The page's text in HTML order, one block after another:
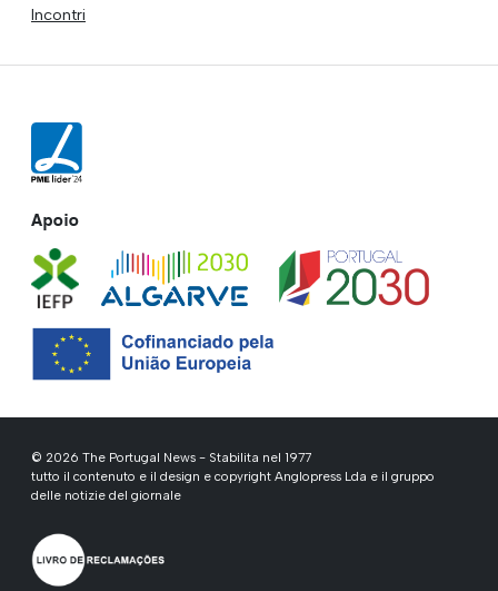
Incontri
Apoio
© 2026 The Portugal News - Stabilita nel 1977
tutto il contenuto e il design e copyright Anglopress Lda e il gruppo
delle notizie del giornale